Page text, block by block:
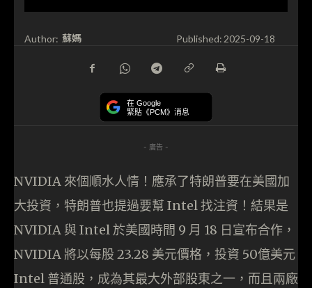
Author: 蘇媽 Published: 2025-09-18
在 Google
緊貼《PCM》消息
- 廣告 -
NVIDIA 來個順水人情！應承了特朗普要在美國加
大投資，特朗普也提過要幫 Intel 找注資！結果是
NVIDIA 與 Intel 於美國時間 9 月 18 日宣布合作，
NVIDIA 將以每股 23.28 美元價格，投資 50億美元
Intel 普通股，成為其最大外部股東之一，而且兩廠